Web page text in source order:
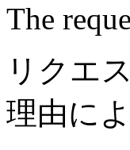
The
リクエ
理由に